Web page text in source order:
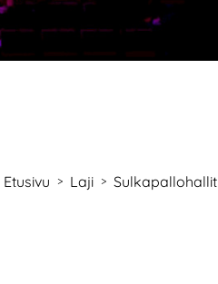
Etusivu > Laji > Sulkapallohallit